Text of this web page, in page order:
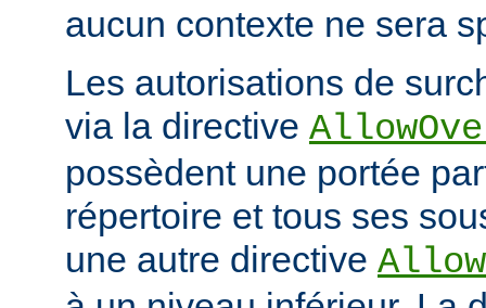
aucun contexte ne sera
Les autorisations de
via la directive
possèdent une portée
répertoire et tous ses
une autre directive